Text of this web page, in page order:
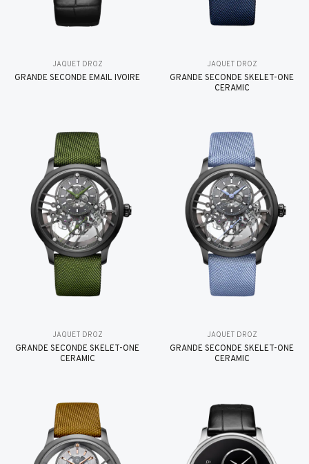
JAQUET DROZ
GRANDE SECONDE EMAIL IVOIRE
JAQUET DROZ
GRANDE SECONDE SKELET-ONE
CERAMIC
JAQUET DROZ
GRANDE SECONDE SKELET-ONE
CERAMIC
JAQUET DROZ
GRANDE SECONDE SKELET-ONE
CERAMIC